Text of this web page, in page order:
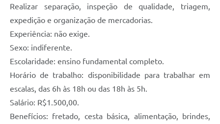
Realizar separação, inspeção de qualidade, triagem,
expedição e organização de mercadorias.
Experiência: não exige.
Sexo: indiferente.
Escolaridade: ensino fundamental completo.
Horário de trabalho: disponibilidade para trabalhar em
escalas, das 6h às 18h ou das 18h às 5h.
Salário: R$1.500,00.
Benefícios: fretado, cesta básica, alimentação, brindes,